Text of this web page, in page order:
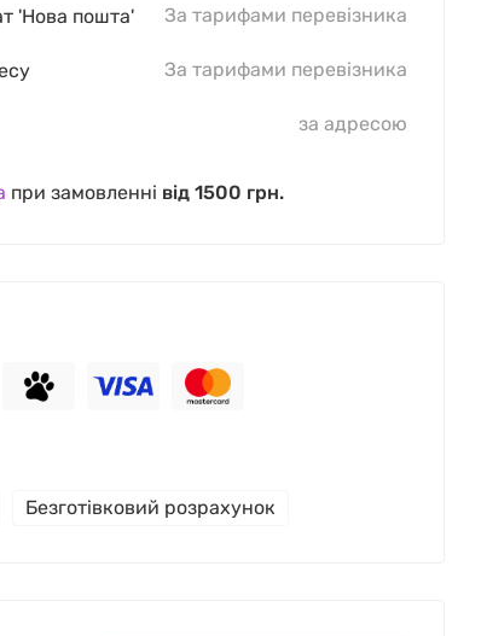
'Нова пошта' За тарифами перевізника
За тарифами перевізника
за адресою
при замовленні від 1500 грн.
Безготівковий розрахунок